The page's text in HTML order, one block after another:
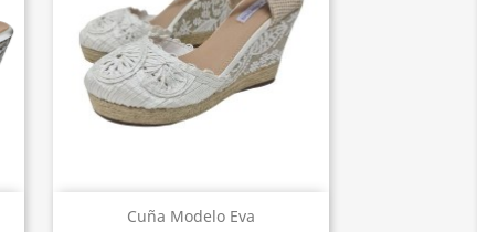
Cuña Modelo Eva
Vista rápida